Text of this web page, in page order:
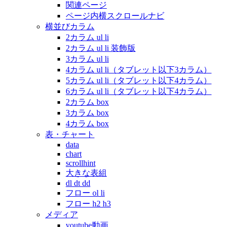
関連ページ
ページ内横スクロールナビ
横並びカラム
2カラム ul li
2カラム ul li 装飾版
3カラム ul li
4カラム ul li（タブレット以下3カラム）
5カラム ul li（タブレット以下4カラム）
6カラム ul li（タブレット以下4カラム）
2カラム box
3カラム box
4カラム box
表・チャート
data
chart
scrollhint
大きな表組
dl dt dd
フロー ol li
フロー h2 h3
メディア
youtube動画